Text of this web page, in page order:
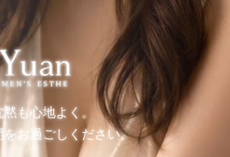
も心地よく。
お過ごしください。